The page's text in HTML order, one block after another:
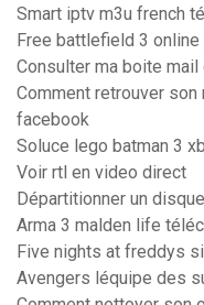
Smart iptv m3u french
Free battlefield 3
Consulter ma boite mail
Comment retrouver
facebook
Soluce lego batman 3
Voir rtl en video direct
Départitionner un
Arma 3 malden life
Five nights at freddys
Avengers léquipe des